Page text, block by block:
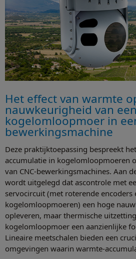
Het effect van warmte
nauwkeurigheid van een
kogelomloopmoer in
bewerkingsmachine
Deze praktijktoepassing bespreekt
accumulatie in kogelomloopmoeren
van CNC-bewerkingsmachines. Aan
wordt uitgelegd dat ascontrole met
servocircuit (met roterende encoders
kogelomloopmoeren) een hoge
opleveren, maar thermische
kogelomloopmoer een aanzienlijke
Lineaire meetschalen bieden een
omgevingen waarin warmte-